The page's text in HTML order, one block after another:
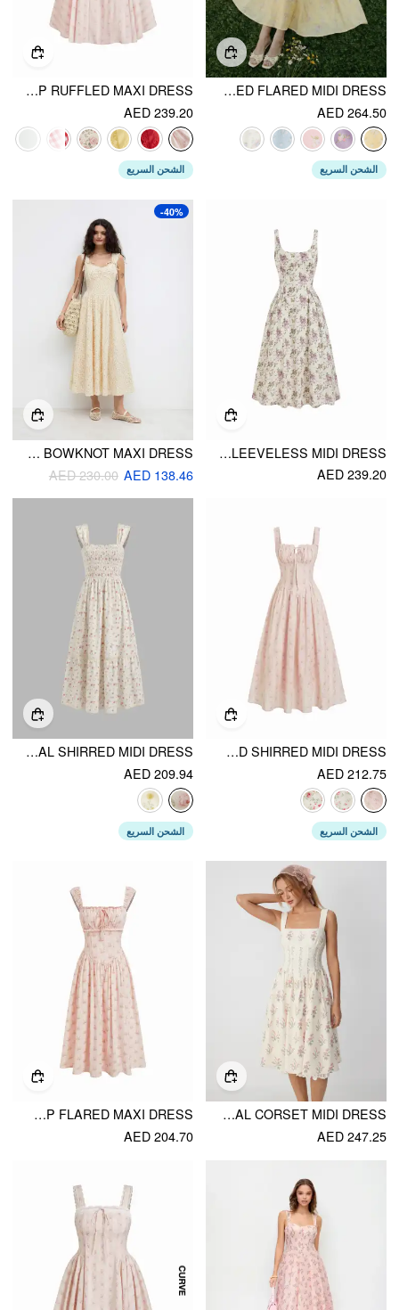
COTTON-BLEND FLORAL SWEETHEART NECK RUCHED FLARED MIDI DRESS
AED 264.50
الشحن السريع
COTTON-BLEND SCULPTURAL SWEETHEART DITSY FLORAL LACE UP RUFFLED MAXI DRESS
AED 239.20
الشحن السريع
MID RISE FLORAL SLEEVELESS MIDI DRESS
AED 239.20
-40%
COTTON-BLEND V-NECK RANDOM DITSY FLORAL LACE TRIM BOWKNOT MAXI DRESS
AED 138.46
AED 230.00
COTTON-BLEND SQUARE NECK FLORAL KNOTTED SHIRRED MIDI DRESS
AED 212.75
الشحن السريع
SQUARE NECK DITSY FLORAL SHIRRED MIDI DRESS
AED 209.94
الشحن السريع
SQUARE NECK FLORAL CORSET MIDI DRESS
AED 247.25
COTTON-BLEND TEXTURED FLORAL SWEETHEART RUFFLE LACE UP FLARED MAXI DRESS
AED 204.70